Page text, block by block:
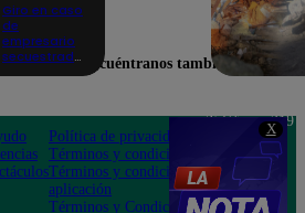
X
Giro en caso
de
empresario
secuestrado
cuentas
Encuéntranos también en
Política de privacidad
Términos y condiciones
Términos y condiciones
aplicación
Términos y Condiciones
Teléfono: 219
Av. San
Felipe 968
Jesús María